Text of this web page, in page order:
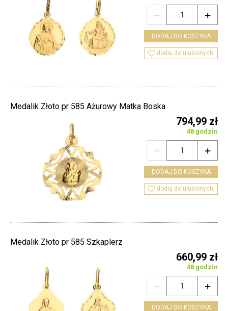


DODAJ DO KOSZYKA
 dodaj do ulubionych
Medalik Złoto pr 585 Ażurowy Matka Boska
794,99 zł
48 godzin


DODAJ DO KOSZYKA
 dodaj do ulubionych
Medalik Złoto pr 585 Szkaplerz
660,99 zł
48 godzin


DODAJ DO KOSZYKA